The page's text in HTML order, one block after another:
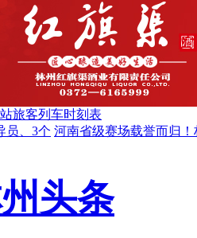
旅客列车时刻表
员、3个 河南省级赛场载誉而归
头条